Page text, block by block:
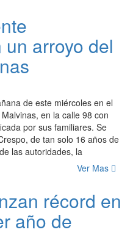
arroyo del
de este miércoles en el
en la calle 98 con
por sus familiares. Se
de tan solo 16 años de
las autoridades, la
Ver Mas
récord en
año de